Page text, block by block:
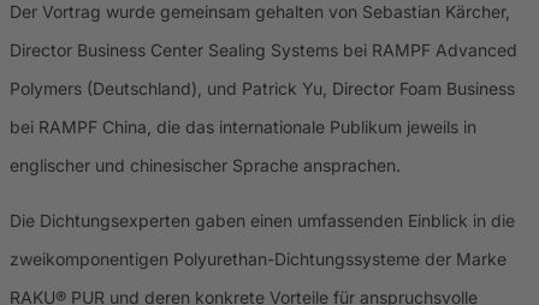
Der Vortrag wurde gemeinsam gehalten von Sebastian Kärcher,
Director Business Center Sealing Systems bei RAMPF Advanced
Polymers (Deutschland), und Patrick Yu, Director Foam Business
bei RAMPF China, die das internationale Publikum jeweils in
englischer und chinesischer Sprache ansprachen.
Die Dichtungsexperten gaben einen umfassenden Einblick in die
zweikomponentigen Polyurethan-Dichtungssysteme der Marke
RAKU® PUR und deren konkrete Vorteile für anspruchsvolle